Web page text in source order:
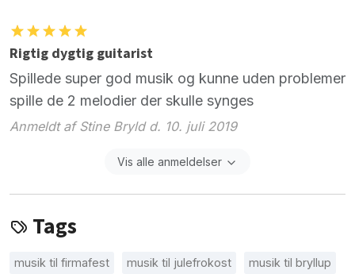
Rigtig dygtig guitarist
Spillede super god musik og kunne uden problemer
spille de 2 melodier der skulle synges
Anmeldt af Stine Bryld d. 10. juli 2019
Vis alle anmeldelser
Tags
musik til firmafest musik til julefrokost musik til bryllup